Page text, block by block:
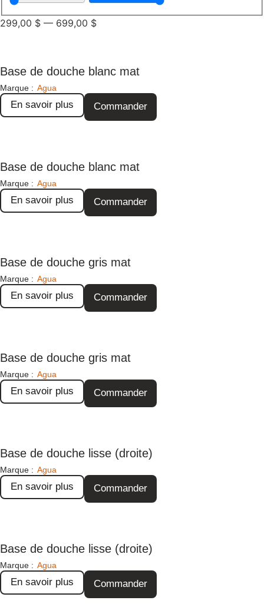
299,00 $ — 699,00 $
Base de douche blanc mat
Marque : Agua
En savoir plus Commander
Base de douche blanc mat
Marque : Agua
En savoir plus Commander
Base de douche gris mat
Marque : Agua
En savoir plus Commander
Base de douche gris mat
Marque : Agua
En savoir plus Commander
Base de douche lisse (droite)
Marque : Agua
En savoir plus Commander
Base de douche lisse (droite)
Marque : Agua
En savoir plus Commander